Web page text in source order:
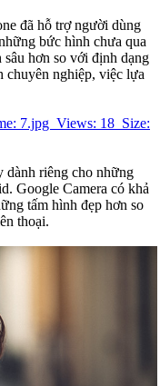
đã hỗ trợ người dùng
bức hình chưa qua
hơn so với định dạng
chuyên nghiệp, việc lựa
dành riêng cho những
Google Camera có khả
tấm hình đẹp hơn so
thoại.